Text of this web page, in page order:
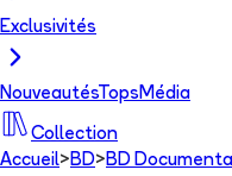
Exclusivités
NouveautésTops Média
Collection
Accueil> BD> BD